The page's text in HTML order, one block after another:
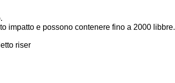
impatto e possono contenere fino a 2000 libbre.
riser